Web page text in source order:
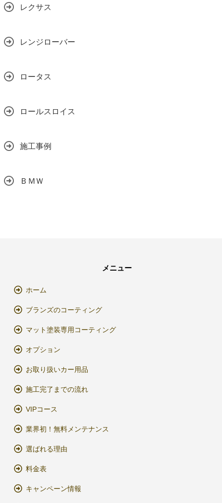
レクサス
レンジローバー
ロータス
ロールスロイス
施工事例
ＢＭＷ
メニュー
ホーム
ブランズのコーティング
マット塗装専用コーティング
オプション
お取り扱いカー用品
施工完了までの流れ
VIPコース
業界初！無料メンテナンス
選ばれる理由
料金表
キャンペーン情報